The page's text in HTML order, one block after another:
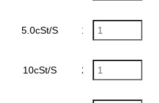
5.0cSt/S 1,000~5,000cSt
10cSt/S 2,000~10,000cSt